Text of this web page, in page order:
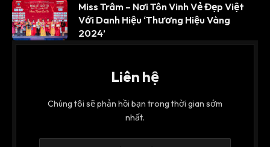
Miss Trâm – Nơi Tôn Vinh Vẻ Đẹp Việt
Với Danh Hiệu ‘Thương Hiệu Vàng
2024’
Liên hệ
Chúng tôi sẽ phản hồi bạn trong thời gian sớm
nhất.